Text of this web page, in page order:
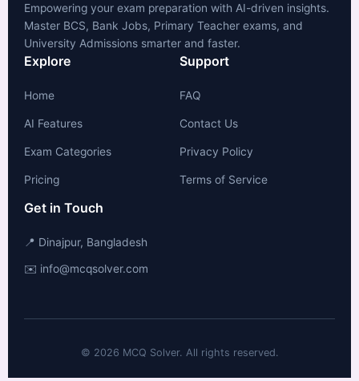
Empowering your exam preparation with AI-driven insights.
Master BCS, Bank Jobs, Primary Teacher exams, and
University Admissions smarter and faster.
Explore
Home
AI Features
Exam Categories
Pricing
Support
FAQ
Contact Us
Privacy Policy
Terms of Service
Get in Touch
📍 Dinajpur, Bangladesh
✉️ info@mcqsolver.com
© 2026 MCQ Solver. All rights reserved.